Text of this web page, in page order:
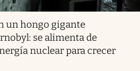
un hongo gigante
se alimenta de
nuclear para crecer